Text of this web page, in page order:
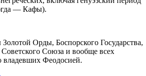
— Кафы).
Орды, Боспорского Государства,
Союза и вообще всех
владевших Феодосией.